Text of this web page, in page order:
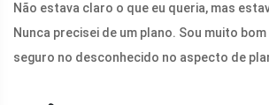
Não estava claro o que eu queria, mas
Nunca precisei de um plano. Sou muito
seguro no desconhecido no aspecto de